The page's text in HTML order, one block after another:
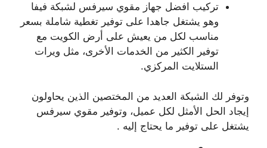
تركيب افضل جهاز مقوي سيرفس لشبكة فيفا
وهو يشتغل جاهدا على توفير تغطية شاملة بسعر
مناسب لكل من يعيش على أرض الكويت مع
توفير الكثير من الخدمات الأخرى، مثل ويرات
الستلايت المركزي.
وتوفر لك الشبكة العديد من المختصين الذين يحاولون
إيجاد الحل الأمثل لكل عميل، وتوفير مقوي سيرفس
يشتغل على توفير ما يحتاج إليه .